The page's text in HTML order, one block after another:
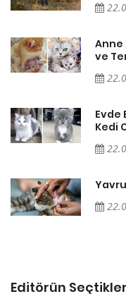
Anne
ve
Evde
Kedi
Editörün